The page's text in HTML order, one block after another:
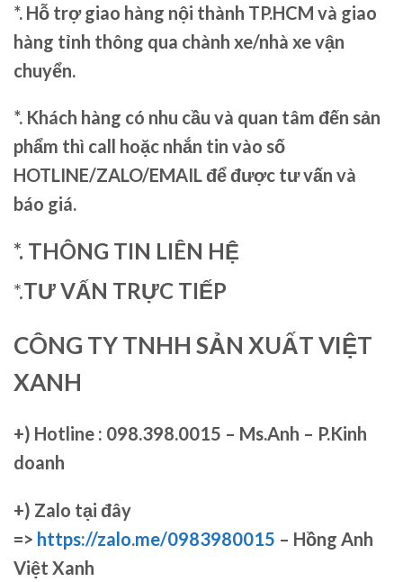
*. Hỗ trợ giao hàng nội thành TP.HCM và giao
hàng tỉnh thông qua chành xe/nhà xe vận
chuyển.
*. Khách hàng có nhu cầu và quan tâm đến sản
phẩm thì call hoặc nhắn tin vào số
HOTLINE/ZALO/EMAIL để được tư vấn và
báo giá.
*. THÔNG TIN LIÊN HỆ
*.TƯ VẤN TRỰC TIẾP
CÔNG TY TNHH SẢN XUẤT VIỆT
XANH
+) Hotline : 098.398.0015 – Ms.Anh – P.Kinh
doanh
+) Zalo tại đây
=> https://zalo.me/0983980015 – Hồng Anh
Việt Xanh